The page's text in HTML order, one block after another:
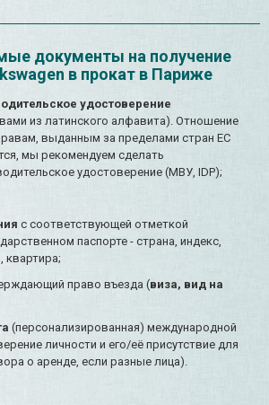
документы на получение
в прокат в Париже
удостоверение
из латинского алфавита). Отношение
выданным за пределами стран ЕС
мы рекомендуем сделать
удостоверение (МВУ, IDP);
с соответствующей отметкой
паспорте - страна, индекс,
квартира;
право въезда (виза, вид на
(персонализированная) международной
личности и его/её присутствие для
о аренде, если разные лица).